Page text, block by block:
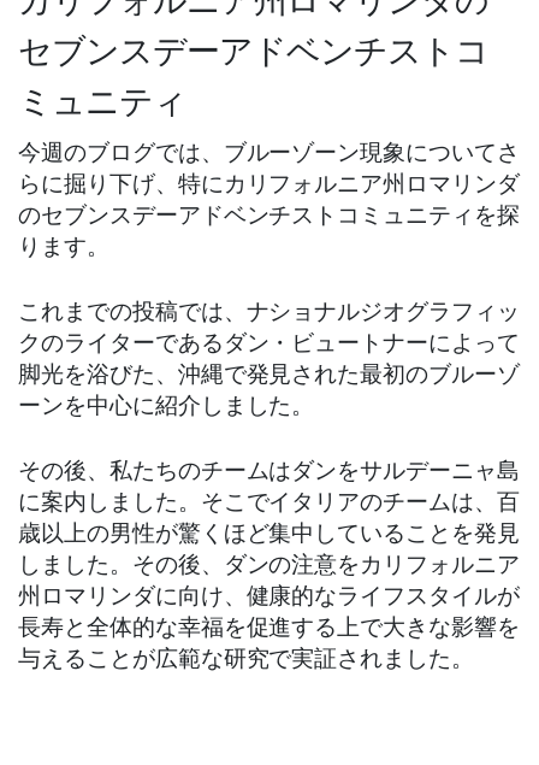
セブンスデーアドベンチストコ
ミュニティ
今週のブログでは、ブルーゾーン現象についてさ
らに掘り下げ、特にカリフォルニア州ロマリンダ
のセブンスデーアドベンチストコミュニティを探
ります。
これまでの投稿では、ナショナルジオグラフィッ
クのライターであるダン・ビュートナーによって
脚光を浴びた、沖縄で発見された最初のブルーゾ
ーンを中心に紹介しました。
その後、私たちのチームはダンをサルデーニャ島
に案内しました。そこでイタリアのチームは、百
歳以上の男性が驚くほど集中していることを発見
しました。その後、ダンの注意をカリフォルニア
州ロマリンダに向け、健康的なライフスタイルが
長寿と全体的な幸福を促進する上で大きな影響を
与えることが広範な研究で実証されました。